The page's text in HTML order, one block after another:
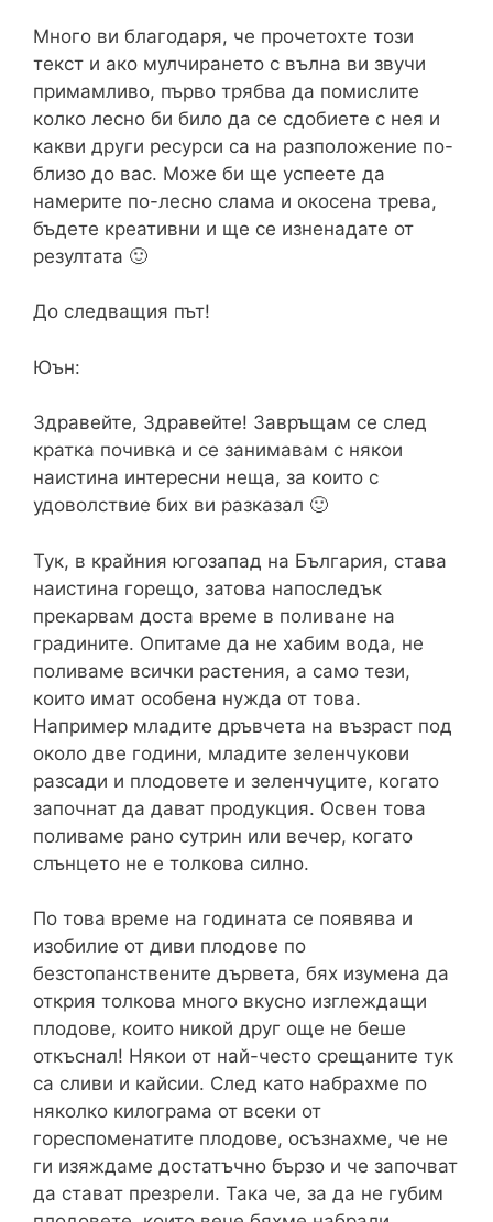
Много ви благодаря, че прочетохте този
текст и ако мулчирането с вълна ви звучи
примамливо, първо трябва да помислите
колко лесно би било да се сдобиете с нея и
какви други ресурси са на разположение по-
близо до вас. Може би ще успеете да
намерите по-лесно слама и окосена трева,
бъдете креативни и ще се изненадате от
резултата 🙂
До следващия път!
Юън:
Здравейте, Здравейте! Завръщам се след
кратка почивка и се занимавам с някои
наистина интересни неща, за които с
удоволствие бих ви разказал 🙂
Тук, в крайния югозапад на България, става
наистина горещо, затова напоследък
прекарвам доста време в поливане на
градините. Опитаме да не хабим вода, не
поливаме всички растения, а само тези,
които имат особена нужда от това.
Например младите дръвчета на възраст под
около две години, младите зеленчукови
разсади и плодовете и зеленчуците, когато
започнат да дават продукция. Освен това
поливаме рано сутрин или вечер, когато
слънцето не е толкова силно.
По това време на годината се появява и
изобилие от диви плодове по
безстопанствените дървета, бях изумена да
открия толкова много вкусно изглеждащи
плодове, които никой друг още не беше
откъснал! Някои от най-често срещаните тук
са сливи и кайсии. След като набрахме по
няколко килограма от всеки от
гореспоменатите плодове, осъзнахме, че не
ги изяждаме достатъчно бързо и че започват
да стават презрели. Така че, за да не губим